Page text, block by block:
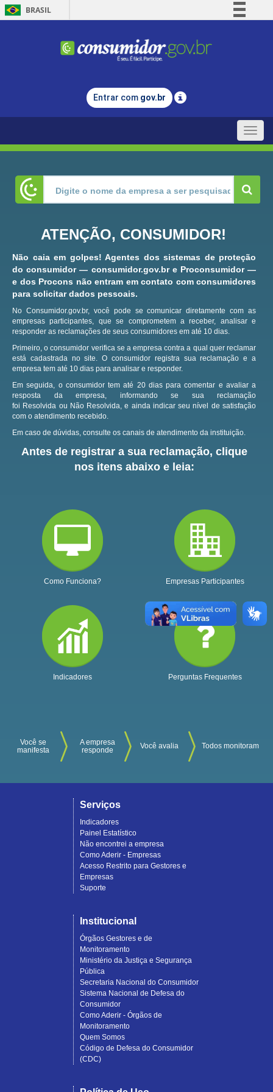
BRASIL
Comunica BR
Legislação
Entrar com gov.br
Toggle
ATENÇÃO, CONSUMIDOR!
Não caia em golpes! Agentes dos sistemas de proteção
do consumidor — consumidor.gov.br e Proconsumidor —
e dos Procons não entram em contato com consumidores
para solicitar dados pessoais.
No Consumidor.gov.br, você pode se comunicar diretamente com as
empresas participantes, que se comprometem a receber, analisar e
responder as reclamações de seus consumidores em até 10 dias.
Primeiro, o consumidor verifica se a empresa contra a qual quer reclamar
está cadastrada no site.O consumidor registra sua reclamação e a
empresa tem até 10 dias para analisar e responder.
Em seguida, o consumidor tem até 20 dias para comentar e avaliar a
resposta da empresa, informando se sua reclamação
foi Resolvida ou Não Resolvida, e ainda indicar seu nível de satisfação
com o atendimento recebido.
Em caso de dúvidas, consulte os canais de atendimento da instituição.
Antes de registrar a sua reclamação, clique
nos itens abaixo e leia:
Como Funciona? Empresas Participantes
Indicadores Perguntas Frequentes
Você se
manifesta
A empresa
responde
Você avalia Todos monitoram
Serviços
Indicadores
Painel Estatístico
Não encontrei a empresa
Como Aderir - Empresas
Acesso Restrito para Gestores e
Empresas
Suporte
Institucional
Órgãos Gestores e de
Monitoramento
Ministério da Justiça e Segurança
Pública
Secretaria Nacional do Consumidor
Sistema Nacional de Defesa do
Consumidor
Como Aderir - Órgãos de
Monitoramento
Quem Somos
Código de Defesa do Consumidor
(CDC)